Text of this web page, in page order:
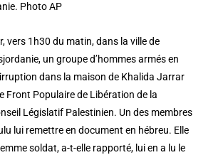
Photo AP
vers 1h30 du matin, dans la ville de
un groupe d’hommes armés en
dans la maison de Khalida Jarrar
Front Populaire de Libération de la
Législatif Palestinien. Un des membres
lui remettre en document en hébreu. Elle
soldat, a-t-elle rapporté, lui en a lu le